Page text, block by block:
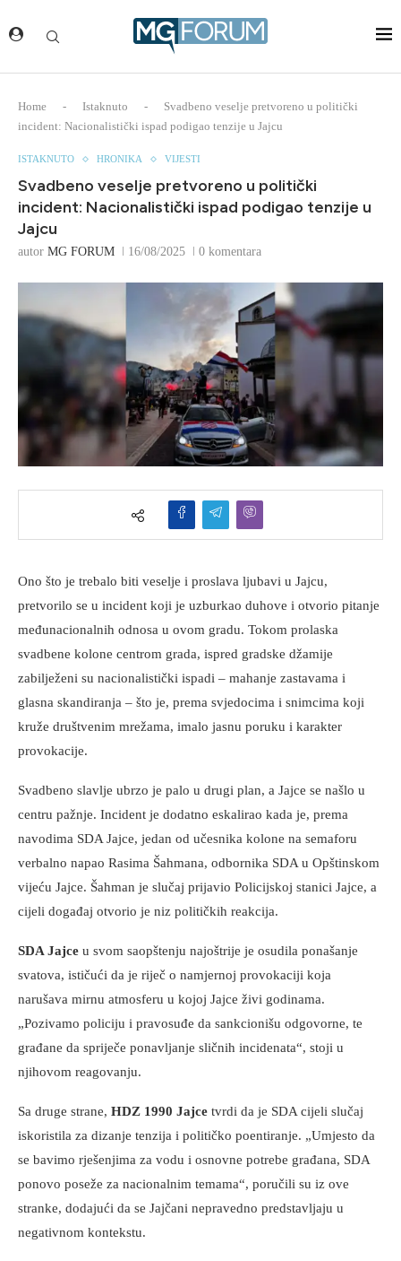
Home - Istaknuto -
Svadbeno veselje pretvoreno u politički
incident: Nacionalistički ispad podigao tenzije u Jajcu
ISTAKNUTO HRONIKA VIJESTI
Svadbeno veselje pretvoreno u politički
incident: Nacionalistički ispad podigao tenzije u
Jajcu
autor MG FORUM 16/08/2025 0 komentara
Ono što je trebalo biti veselje i proslava ljubavi u Jajcu,
pretvorilo se u incident koji je uzburkao duhove i otvorio pitanje
međunacionalnih odnosa u ovom gradu. Tokom prolaska
svadbene kolone centrom grada, ispred gradske džamije
zabilježeni su nacionalistički ispadi – mahanje zastavama i
glasna skandiranja – što je, prema svjedocima i snimcima koji
kruže društvenim mrežama, imalo jasnu poruku i karakter
provokacije.
Svadbeno slavlje ubrzo je palo u drugi plan, a Jajce se našlo u
centru pažnje. Incident je dodatno eskalirao kada je, prema
navodima SDA Jajce, jedan od učesnika kolone na semaforu
verbalno napao Rasima Šahmana, odbornika SDA u Opštinskom
vijeću Jajce. Šahman je slučaj prijavio Policijskoj stanici Jajce, a
cijeli događaj otvorio je niz političkih reakcija.
SDA Jajce u svom saopštenju najoštrije je osudila ponašanje
svatova, ističući da je riječ o namjernoj provokaciji koja
narušava mirnu atmosferu u kojoj Jajce živi godinama.
„Pozivamo policiju i pravosuđe da sankcionišu odgovorne, te
građane da spriječe ponavljanje sličnih incidenata“, stoji u
njihovom reagovanju.
Sa druge strane, HDZ 1990 Jajce tvrdi da je SDA cijeli slučaj
iskoristila za dizanje tenzija i političko poentiranje. „Umjesto da
se bavimo rješenjima za vodu i osnovne potrebe građana, SDA
ponovo poseže za nacionalnim temama“, poručili su iz ove
stranke, dodajući da se Jajčani nepravedno predstavljaju u
negativnom kontekstu.